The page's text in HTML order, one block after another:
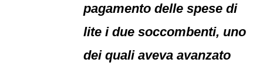
pagamento delle spese di
lite i due soccombenti, uno
dei quali aveva avanzato